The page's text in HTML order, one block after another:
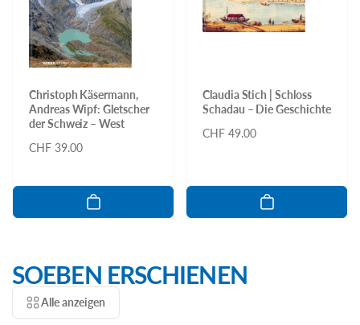
Christoph Käsermann,
Andreas Wipf: Gletscher
der Schweiz – West
Normaler
CHF 39.00
Claudia Stich | Schloss
Schadau – Die Geschichte
Normaler
CHF 49.00
SOEBEN ERSCHIENEN
Alle anzeigen